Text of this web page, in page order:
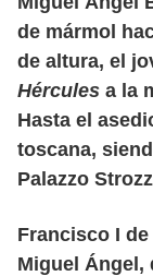
de mármol
de altura, el
Hércules a la
Hasta el
toscana,
Palazzo
Francisco I
Miguel Ángel,